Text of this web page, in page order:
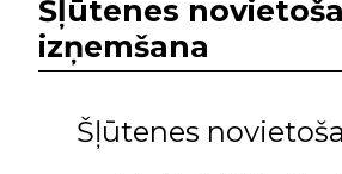
Šļūtenes
izņemšana
Šļūtenes